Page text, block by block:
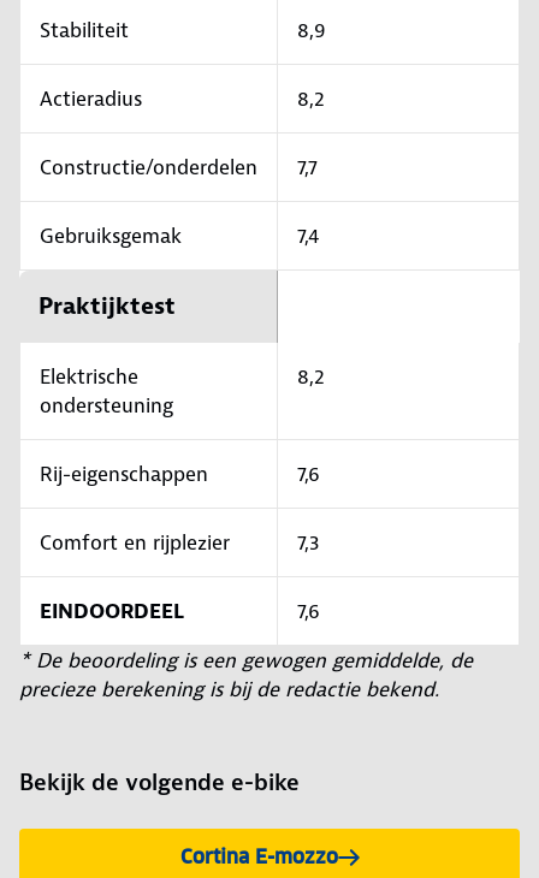
Stabiliteit 8,9
Actieradius 8,2
Constructie/onderdelen 7,7
Gebruiksgemak 7,4
Praktijktest
Elektrische
ondersteuning
8,2
Rij-eigenschappen 7,6
Comfort en rijplezier 7,3
EINDOORDEEL
7,6
* De beoordeling is een gewogen gemiddelde, de
precieze berekening is bij de redactie bekend.
Bekijk de volgende e-bike
Cortina E-mozzo